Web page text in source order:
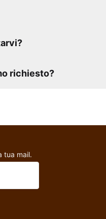
richiesto?
tua mail.